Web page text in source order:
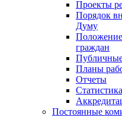
Проекты
Порядок
Думу
Положение
граждан
Планы
Отчеты
Статистика
Постоянные